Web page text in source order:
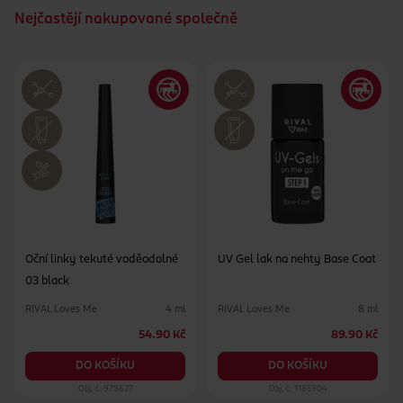
Nejčastějí nakupované společně
Oční linky tekuté voděodolné
03 black
RIVAL Loves Me 4 ml
54.90 Kč
DO KOŠÍKU
Obj. č.: 979627
UV Gel lak na nehty Base Coat
RIVAL Loves Me 8 ml
89.90 Kč
DO KOŠÍKU
Obj. č.: 1185904